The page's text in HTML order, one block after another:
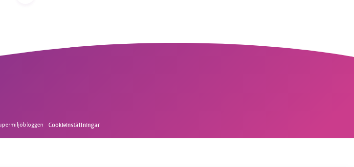
Cookieinställningar
att du vill hjälpa oss.